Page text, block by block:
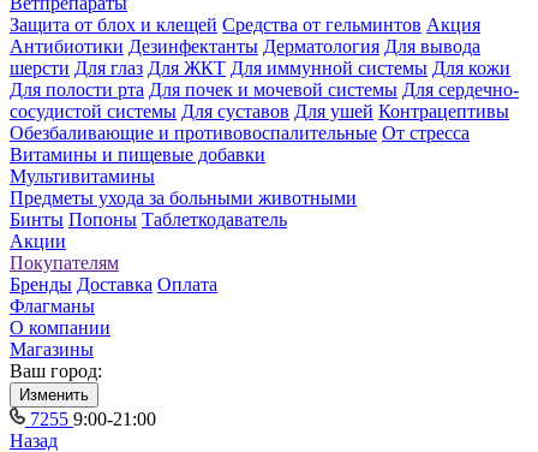
Защита от блох и клещей Средства от гельминтов Акция
Антибиотики Дезинфектанты Дерматология Для вывода
шерсти Для глаз Для ЖКТ Для иммунной системы Для кожи
Для полости рта Для почек и мочевой системы Для сердечно-
сосудистой системы Для суставов Для ушей Контрацептивы
Обезбаливающие и противовоспалительные От стресса
Витамины и пищевые добавки
Мультивитамины
Предметы ухода за больными животными
Бинты Попоны Таблеткодаватель
Акции
Покупателям
Бренды Доставка Оплата
Флагманы
О компании
Магазины
Ваш город:
Изменить
7255 9:00-21:00
Назад